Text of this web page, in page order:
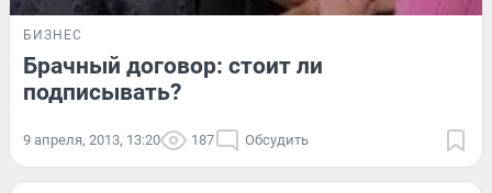
БИЗНЕС
Брачный договор: стоит ли
подписывать?
9 апреля, 2013, 13:20 187 Обсудить